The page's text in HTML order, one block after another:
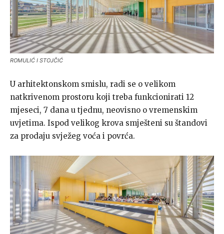
ROMULIĆ I STOJČIĆ
U arhitektonskom smislu, radi se o velikom
natkrivenom prostoru koji treba funkcionirati 12
mjeseci, 7 dana u tjednu, neovisno o vremenskim
uvjetima. Ispod velikog krova smješteni su štandovi
za prodaju svježeg voća i povrća.